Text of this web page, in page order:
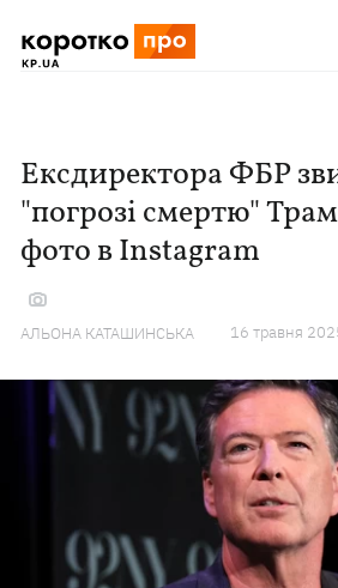
Ексдиректора ФБР
"погрозі смертю"
фото в Instagram
АЛЬОНА КАТАШИНСЬКА 16 травня